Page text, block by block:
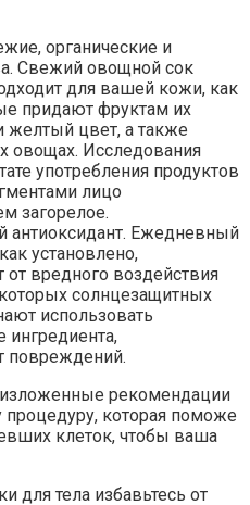
органические и
Свежий овощной сок
для вашей кожи, как
придают фруктам их
цвет, а также
овощах. Исследования
употребления продуктов
лицо
загорелое.
антиоксидант. Ежедневный
установлено,
вредного воздействия
солнцезащитных
использовать
ингредиента,
повреждений.
рекомендации
процедуру, которая поможе
клеток, чтобы ваша
для тела избавьтесь от